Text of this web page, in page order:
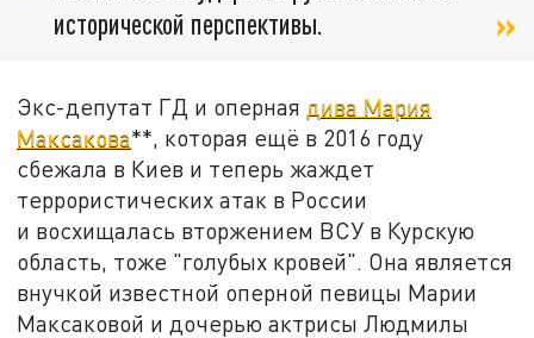
исторической перспективы.
Экс-депутат ГД и оперная дива Мария
Максакова**, которая ещё в 2016 году
сбежала в Киев и теперь жаждет
террористических атак в России
и восхищалась вторжением ВСУ в Курскую
область, тоже "голубых кровей". Она является
внучкой известной оперной певицы Марии
Максаковой и дочерью актрисы Людмилы